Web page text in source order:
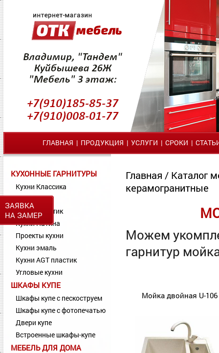
ЗАЯВКА
НА ЗАМЕР
ГЛАВНАЯ | ПРОДУКЦИЯ | УСЛУГИ | СРОКИ |
КУХОННЫЕ ГАРНИТУРЫ
Кухни Классика
Кухни МДФ
Кухни Пластик
Кухни Патина
Проекты кухни
Кухни эмаль
Кухни AGT пластик
Угловые кухни
ШКАФЫ КУПЕ
Шкафы купе с пескоструем
Шкафы купе с фотопечатью
Двери купе
Встроенные шкафы-купе
МЕБЕЛЬ ДЛЯ ДОМА
Главная / Каталог
керамогранитные
Можем
гарнитур
Мойка двойная U-106